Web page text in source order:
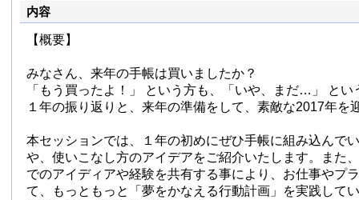
内容
【概要】
みなさん、来年の手帳は買いましたか？
「もう買ったよ！」 という方も、「いや、まだ…」 とい
１年の振り返りと、来年の準備をして、素敵な2017年を
本セッションでは、１年の初めにぜひ手帳に組み込んで
や、使いこなし方のアイデアをご紹介いたします。また
でのアイディアや経験を共有する事により、お仕事やプ
て、もっともっと「夢をかなえる行動計画」を実践して